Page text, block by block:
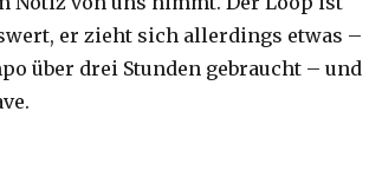
er zieht sich allerdings etwas –
über drei Stunden gebraucht – und